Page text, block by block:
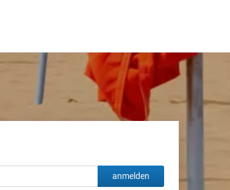
anmelden